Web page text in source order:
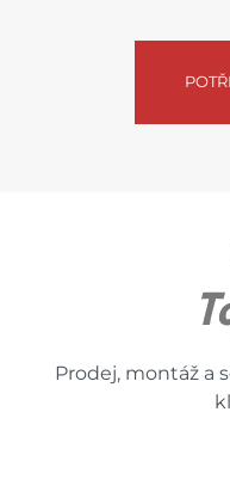
Prodej, montáž a